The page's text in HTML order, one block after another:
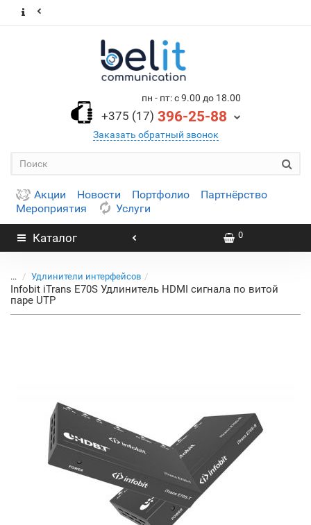
пн - пт: с 9.00 до 18.00
+375 (17) 396-25-88
Заказать обратный звонок
Акции Новости Портфолио
Партнёрство
Мероприятия
Услуги
Каталог 0
... Удлинители интерфейсов
Infobit iTrans E70S Удлинитель HDMI сигнала по витой
паре UTP